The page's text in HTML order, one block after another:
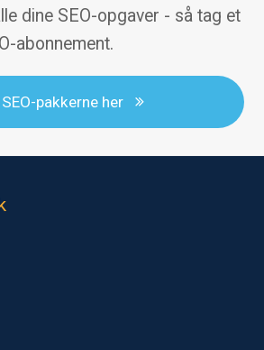
dine SEO-opgaver - så tag et
abonnement.
pakkerne her